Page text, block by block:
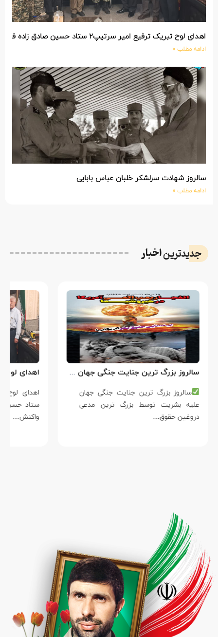
اهدای لوح تبریک ترفیع امیر سرتیپ۲ ستاد حسین صادق زاده فرمانده تیپ ۲۵ واکنش سریع شهید آبگون نزاجا مستقر در تبریز
ادامه مطلب »
سالروز شهادت سرلشکر خلبان عباس بابایی
ادامه مطلب »
جدیدتریناخبار
سالروز بزرگ ترین جنایت جنگی جهان علیه بشریت توسط بزرگ ترین مدعی دروغین حقوق بشر
سالروز بزرگ ترین جنایت جنگی جهان
علیه بشریت توسط بزرگ ترین مدعی
دروغین حقوق…
واکنش…